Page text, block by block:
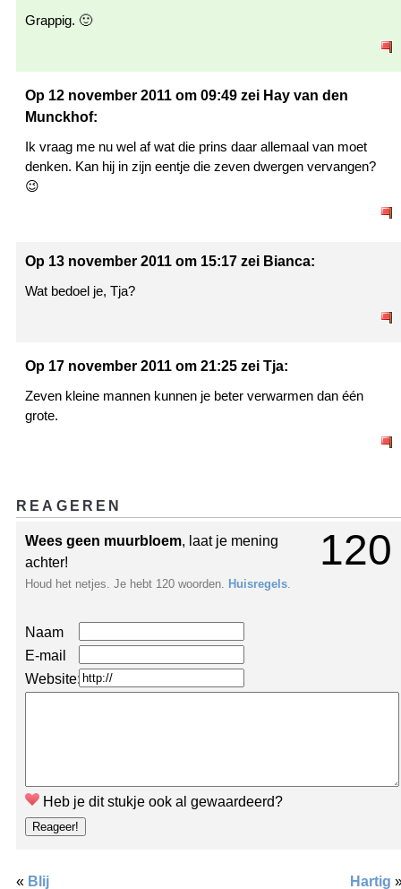
Grappig. 🙂
Op 12 november 2011 om 09:49 zei Hay van den
Munckhof:
Ik vraag me nu wel af wat die prins daar allemaal van moet
denken. Kan hij in zijn eentje die zeven dwergen vervangen?
😉
Op 13 november 2011 om 15:17 zei Bianca:
Wat bedoel je, Tja?
Op 17 november 2011 om 21:25 zei Tja:
Zeven kleine mannen kunnen je beter verwarmen dan één
grote.
REAGEREN
120
Wees geen muurbloem, laat je mening
achter!
Houd het netjes. Je hebt 120 woorden. Huisregels
Naam
E-mail
Website:
Heb je dit stukje ook al gewaardeerd?
« Blij Hartig